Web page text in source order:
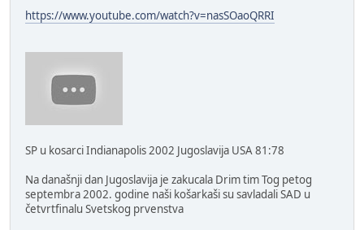
https://www.youtube.com/watch?v=nasSOaoQRRI
SP u kosarci Indianapolis 2002 Jugoslavija USA 81:78
Na današnji dan Jugoslavija je zakucala Drim tim Tog petog
septembra 2002. godine naši košarkaši su savladali SAD u
četvrtfinalu Svetskog prvenstva